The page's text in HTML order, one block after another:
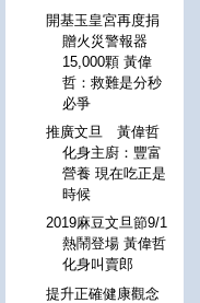
開基玉皇宮再度捐
贈火災警報器
15,000顆 黃偉
哲：救難是分秒
必爭
推廣文旦 黃偉哲
化身主廚：豐富
營養 現在吃正是
時候
2019麻豆文旦節9/1
熱鬧登場 黃偉哲
化身叫賣郎
提升正確健康觀念